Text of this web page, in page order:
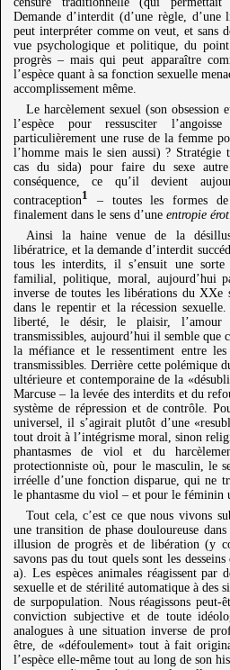
Demande d’interdit (d’une règle,
peut interpréter comme on veut, et sans
vue psychologique et politique, du
progrès – mais qui peut apparaître
l’espèce quant à sa fonction sexuelle
accomplissement même.
Le harcèlement sexuel (son obsession
l’espèce pour ressusciter
particulièrement une ruse de la femme
l’homme mais le sien aussi) ? Stratégie
cas du sida) pour faire du sexe autre
conséquence, ce qu’il devient
contraception1 – toutes les formes
finalement dans le sens d’une entropie
Ainsi la haine venue de la
libératrice, et la demande d’interdit
tous les interdits, il s’ensuit une sorte
familial, politique, moral, aujourd’hui
inverse de toutes les libérations du XXe
dans le repentir et la récession
liberté, le désir, le plaisir, l’amour
transmissibles, aujourd’hui il semble que
la méfiance et le ressentiment entre
transmissibles. Derrière cette polémique
ultérieure et contemporaine de la
Marcuse – la levée des interdits et du
système de répression et de contrôle.
universel, il s’agirait plutôt d’une
tout droit à l’intégrisme moral, sinon
phantasmes de viol et du
protectionniste où, pour le masculin, le
irréelle d’une fonction disparue, qui ne
le phantasme du viol – et pour le féminin
Tout cela, c’est ce que nous vivons
une transition de phase douloureuse
illusion de progrès et de libération (y
savons pas du tout quels sont les
a). Les espèces animales réagissent par
sexuelle et de stérilité automatique à des
de surpopulation. Nous réagissons
conviction subjective et de toute
analogues à une situation inverse de
être, de «défoulement» tout à fait
l’espèce elle-même tout au long de son